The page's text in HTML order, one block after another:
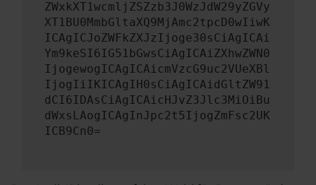
ZWxkXT1wcmljZSZzb3J0WzJdW29yZGVy
XT1BU0MmbGltaXQ9MjAmc2tpcD0wIiwK
ICAgICJoZWFkZXJzIjoge30sCiAgICAi
Ym9keSI6IG51bGwsCiAgICAiZXhwZWN0
IjogewogICAgICAicmVzcG9uc2VUeXBl
IjogIiIKICAgIH0sCiAgICAidGltZW91
dCI6IDAsCiAgICAicHJvZ3Jlc3MiOiBu
dWxsLAogICAgInJpc2t5IjogZmFsc2UK
ICB9Cn0=